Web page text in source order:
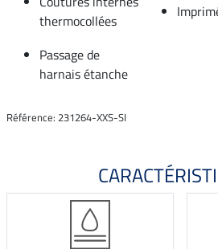
thermocollées
Passage de
harnais étanche
Référence: 231264-XXS-SI